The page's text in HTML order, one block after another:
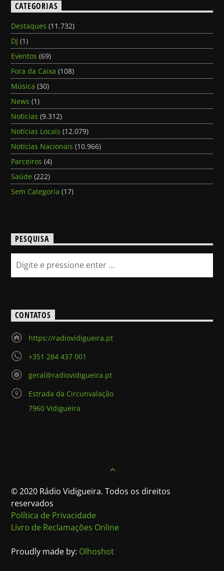
CATEGORIAS
Destaques (11.732)
DJ (1)
Eventos (69)
Fora da Caixa (108)
Música (30)
News (1)
Noticias (9.312)
Notícias Locais (12.079)
Notícias Nacionais (10.966)
Parceiros (4)
Saúde (222)
Sem Categoria (17)
PESQUISA
CONTATOS
https://radiovidigueira.pt
+351 284 437 001
geral@radiovidigueira.pt
Estrada da Circunvalação
7960 Vidigueira
© 2020 Rádio Vidigueira. Todos os direitos
reservados
Política de Privacidade
Livro de Reclamações Online
Proudly made by: Olhoshot